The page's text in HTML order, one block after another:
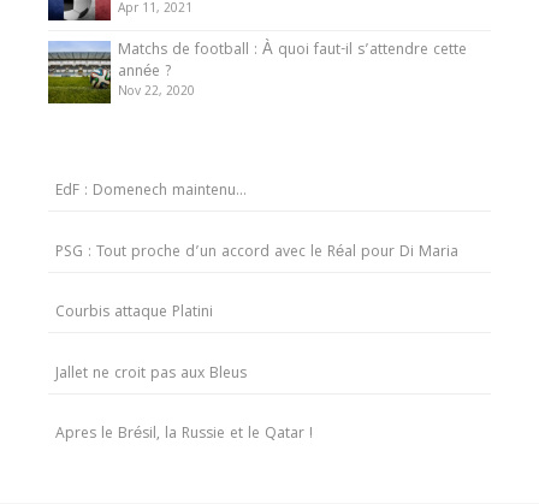
Apr 11, 2021
Matchs de football : À quoi faut-il s’attendre cette
année ?
Nov 22, 2020
EdF : Domenech maintenu…
PSG : Tout proche d’un accord avec le Réal pour Di Maria
Courbis attaque Platini
Jallet ne croit pas aux Bleus
Apres le Brésil, la Russie et le Qatar !